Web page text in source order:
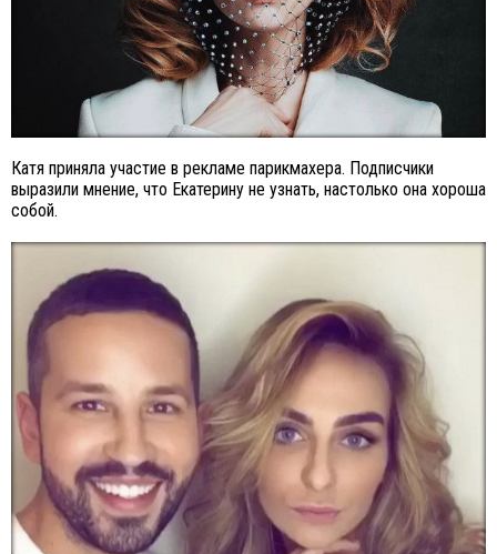
Катя приняла участие в рекламе парикмахера. Подписчики
выразили мнение, что Екатерину не узнать, настолько она хороша
собой.